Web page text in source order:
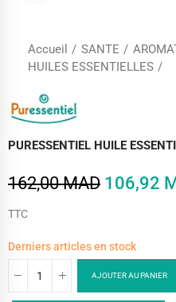
Accueil SANTE
HUILES ESSENTIELLES
PURESSENTIEL HUILE
162,00 MAD 106,92
TTC
Derniers articles en stock
AJOUTER AU PANIER